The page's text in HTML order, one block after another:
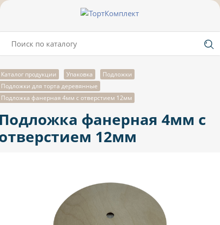
Каталог продукции Упаковка
Подложки
Подложки для торта деревянные
Подложка фанерная 4мм с отверстием 12мм
фанерная 4мм с
12мм